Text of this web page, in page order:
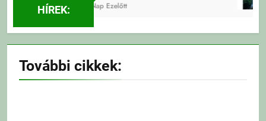
HÍREK:
2 Nap Ezelőtt
További cikkek: